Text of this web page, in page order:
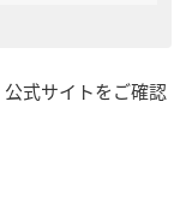
式サイトをご確認